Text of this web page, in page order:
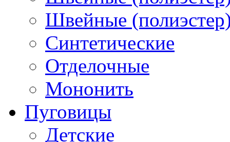
Швейные
Синтетические
Отделочные
Мононить
Пуговицы
Детские